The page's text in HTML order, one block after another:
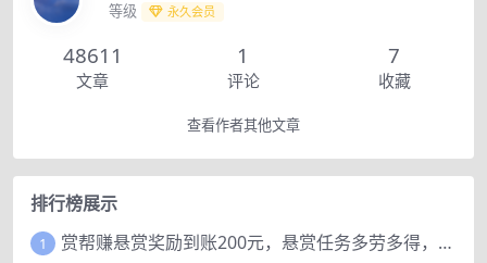
等级 永久会员
48611
文章
1
评论
7
收藏
查看作者其他文章
排行榜展示
1 赏帮赚悬赏奖励到账200元，悬赏任务多劳多得，人人可做。